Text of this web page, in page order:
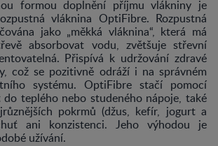
formou doplnění příjmu vlákniny je
vláknina OptiFibre. Rozpustná
jako „měkká vláknina“, která má
absorbovat vodu, zvětšuje střevní
Přispívá k udržování zdravé
což se pozitivně odráží i na správném
systému. OptiFibre stačí pomocí
teplého nebo studeného nápoje, také
pokrmů (džus, kefír, jogurt a
ani konzistenci. Jeho výhodou je
užívání.